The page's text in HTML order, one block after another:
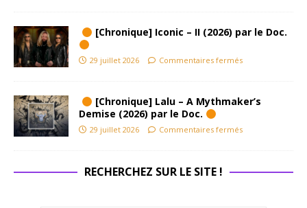
[Chronique] Iconic – II (2026) par le Doc.
29 juillet 2026 Commentaires fermés
[Chronique] Lalu – A Mythmaker’s
Demise (2026) par le Doc.
29 juillet 2026 Commentaires fermés
RECHERCHEZ SUR LE SITE !